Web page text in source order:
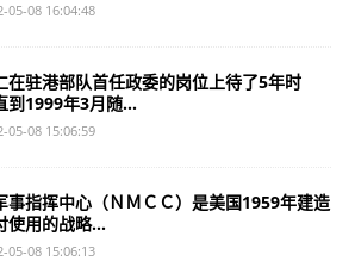
05-08 16:04:48
在驻港部队首任政委的岗位上待了5年时
到1999年3月随...
05-08 15:06:59
事指挥中心（ＮＭＣＣ）是美国1959年建造
使用的战略...
05-08 15:06:13